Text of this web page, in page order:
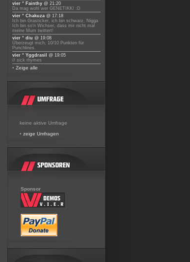
vier ° Fainthy @ 21:20
Da mag wohl wer GENETIKK! :D
vier ° Chakuza @ 17:18
Ich bin Grasticker, ich bin schwarz, Nigga
Ich bin so'n Wichser, dass mir nicht mal
meine Mum twittert!
vier ° diu @ 19:08
Überzeugt mich, 10/10 Punkten für
Punchlines.
vier ° Yggdrasil
@ 19:05
// sick rhymes
• Zeige alle
keine aktive Umfrage
• zeige Umfragen
Sponsor